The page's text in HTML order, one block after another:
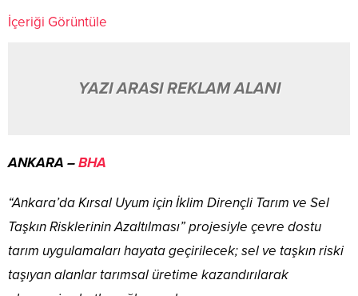
İçeriği Görüntüle
YAZI ARASI REKLAM ALANI
ANKARA –BHA
“Ankara’da Kırsal Uyum için İklim Dirençli Tarım ve Sel
Taşkın Risklerinin Azaltılması” projesiyle çevre dostu
tarım uygulamaları hayata geçirilecek; sel ve taşkın riski
taşıyan alanlar tarımsal üretime kazandırılarak